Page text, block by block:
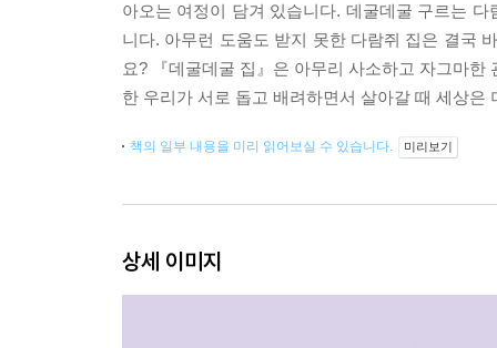
아오는 여정이 담겨 있습니다. 데굴데굴 구르는
니다. 아무런 도움도 받지 못한 다람쥐 집은 결국
요? 『데굴데굴 집』은 아무리 사소하고 자그마
한 우리가 서로 돕고 배려하면서 살아갈 때 세상
책의 일부 내용을 미리 읽어보실 수 있습니다. 미리보기
상세 이미지